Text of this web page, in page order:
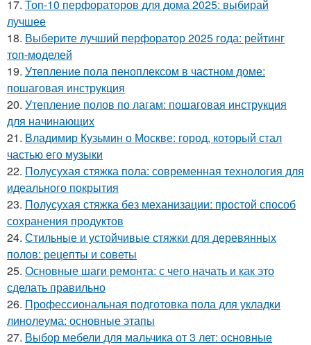
17. Топ-10 перфораторов для дома 2025: выбирай
лучшее
18. Выберите лучший перфоратор 2025 года: рейтинг
топ-моделей
19. Утепление пола пеноплексом в частном доме:
пошаговая инструкция
20. Утепление полов по лагам: пошаговая инструкция
для начинающих
21. Владимир Кузьмин о Москве: город, который стал
частью его музыки
22. Полусухая стяжка пола: современная технология для
идеального покрытия
23. Полусухая стяжка без механизации: простой способ
сохранения продуктов
24. Стильные и устойчивые стяжки для деревянных
полов: рецепты и советы
25. Основные шаги ремонта: с чего начать и как это
сделать правильно
26. Профессиональная подготовка пола для укладки
линолеума: основные этапы
27. Выбор мебели для мальчика от 3 лет: основные